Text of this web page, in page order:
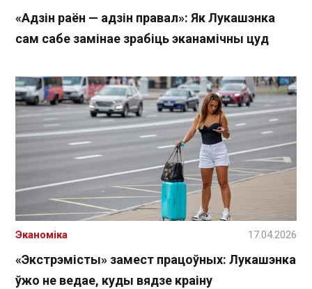
«Адзін раён — адзін правал»: Як Лукашэнка
сам сабе замінае зрабіць эканамічны цуд
«Экстрэмісты» замест працоўных: Лукашэнка
ўжо не ведае, куды вядзе краіну
Эканоміка 17.04.2026